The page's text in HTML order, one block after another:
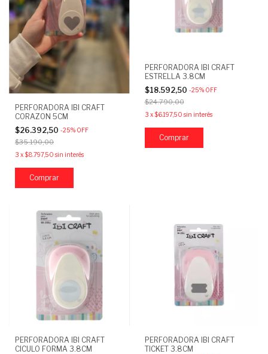
PERFORADORA IBI CRAFT
CORAZON 5CM
$26.392,50 -25% OFF
$35.190,00
3 x$8.797,50 sin interés
PERFORADORA IBI CRAFT
ESTRELLA 3.8CM
$18.592,50 -25% OFF
$24.790,00
3 x$6.197,50 sin interés
PERFORADORA IBI CRAFT
CICULO FORMA 3.8CM
PERFORADORA IBI CRAFT
TICKET 3.8CM